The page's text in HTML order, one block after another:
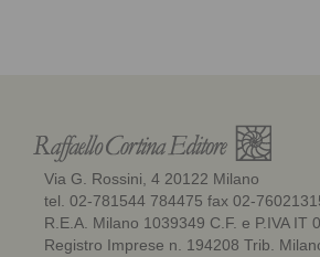
Via G. Rossini, 4 20122 Milano
tel. 02-781544 784475 fax 02-
R.E.A. Milano 1039349 C.F. e P.IVA IT
Registro Imprese n. 194208 Trib.